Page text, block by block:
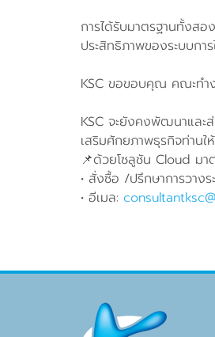
การได้รับมาตรฐานทั้งส
ประสิทธิภาพของระบบก
KSC ขอขอบคุณ คณะทำง
KSC จะยังคงพัฒนาและ
เสริมศักยภาพธุรกิจท่านใ
📌ด้วยโซลูชัน Cloud ม
• สั่งซื้อ /ปรึกษาการวางร
• อีเมล: